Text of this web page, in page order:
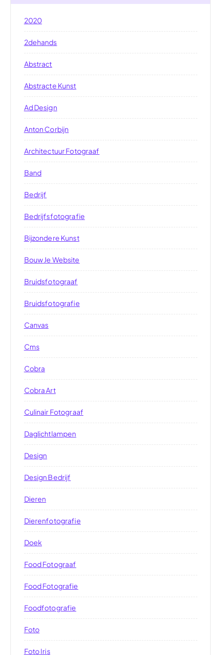
2020
2dehands
Abstract
Abstracte Kunst
Ad Design
Anton Corbijn
Architectuur Fotograaf
Band
Bedrijf
Bedrijfsfotografie
Bijzondere Kunst
Bouw Je Website
Bruidsfotograaf
Bruidsfotografie
Canvas
Cms
Cobra
Cobra Art
Culinair Fotograaf
Daglichtlampen
Design
Design Bedrijf
Dieren
Dierenfotografie
Doek
Food Fotograaf
Food Fotografie
Foodfotografie
Foto
Foto Iris